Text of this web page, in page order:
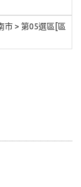
市 > 第05選區[區